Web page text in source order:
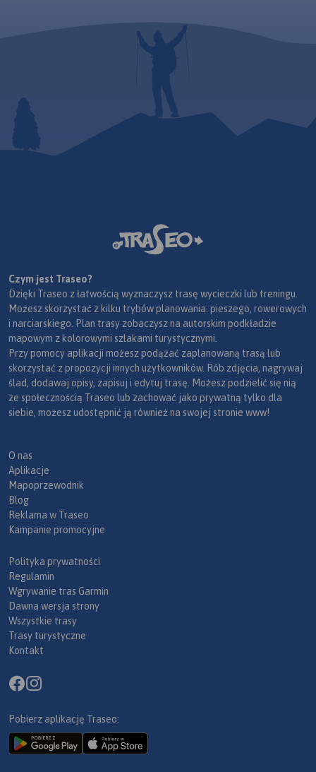
Czym jest Traseo?
Dzięki Traseo z łatwością wyznaczysz trasę wycieczki lub treningu.
Możesz skorzystać z kilku trybów planowania: pieszego, rowerowych
i narciarskiego. Plan trasy zobaczysz na autorskim podkładzie
mapowym z kolorowymi szlakami turystycznymi.
Przy pomocy aplikacji możesz podążać zaplanowaną trasą lub
skorzystać z propozycji innych użytkowników. Rób zdjęcia, nagrywaj
ślad, dodawaj opisy, zapisuj i edytuj trasę. Możesz podzielić się nią
ze społecznością Traseo lub zachować jako prywatną tylko dla
siebie, możesz udostępnić ją również na swojej stronie www!
O nas
Aplikacje
Mapoprzewodnik
Blog
Reklama w Traseo
Kampanie promocyjne
Polityka prywatności
Regulamin
Wgrywanie tras Garmin
Dawna wersja strony
Wszystkie trasy
Trasy turystyczne
Kontakt
Pobierz aplikację Traseo: